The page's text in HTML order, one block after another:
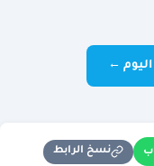
←
نسخ الرابط